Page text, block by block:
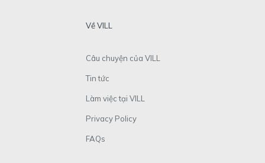
Về VILL
Câu chuyện của VILL
Tin tức
Làm việc tại VILL
Privacy Policy
FAQs